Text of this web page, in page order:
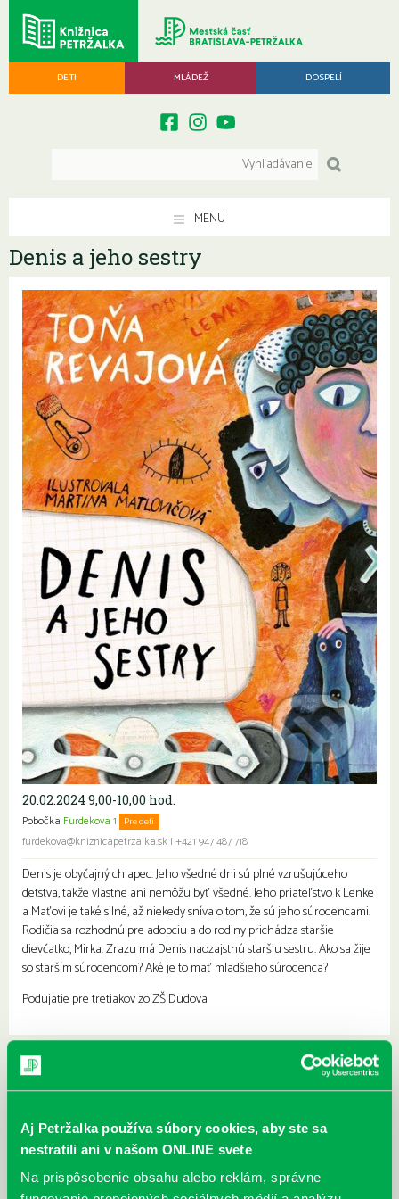
Aj Petržalka používa súbory cookies, aby ste sa
nestratili ani v našom ONLINE svete
Na prispôsobenie obsahu alebo reklám, správne
DETI MLÁDEŽ DOSPELÍ
MENU
Denis a jeho sestry
20.02.2024 9,00-10,00 hod.
Pobočka Furdekova 1 Pre deti
furdekova@kniznicapetrzalka.sk | +421 947 487 718
Denis je obyčajný chlapec. Jeho všedné dni sú plné vzrušujúceho
detstva, takže vlastne ani nemôžu byť všedné. Jeho priateľstvo k Lenke
a Maťovi je také silné, až niekedy sníva o tom, že sú jeho súrodencami.
Rodičia sa rozhodnú pre adopciu a do rodiny prichádza staršie
dievčatko, Mirka. Zrazu má Denis naozajstnú staršiu sestru. Ako sa žije
so starším súrodencom? Aké je to mať mladšieho súrodenca?
Podujatie pre tretiakov zo ZŠ Dudova
Najbližšie podujatia
Čítame ušami. Audioknihy v
ponuke petržalskej knižnice
Každý deň
Odteraz si môžete v našej knižnici nielen požičať klasické
DNES